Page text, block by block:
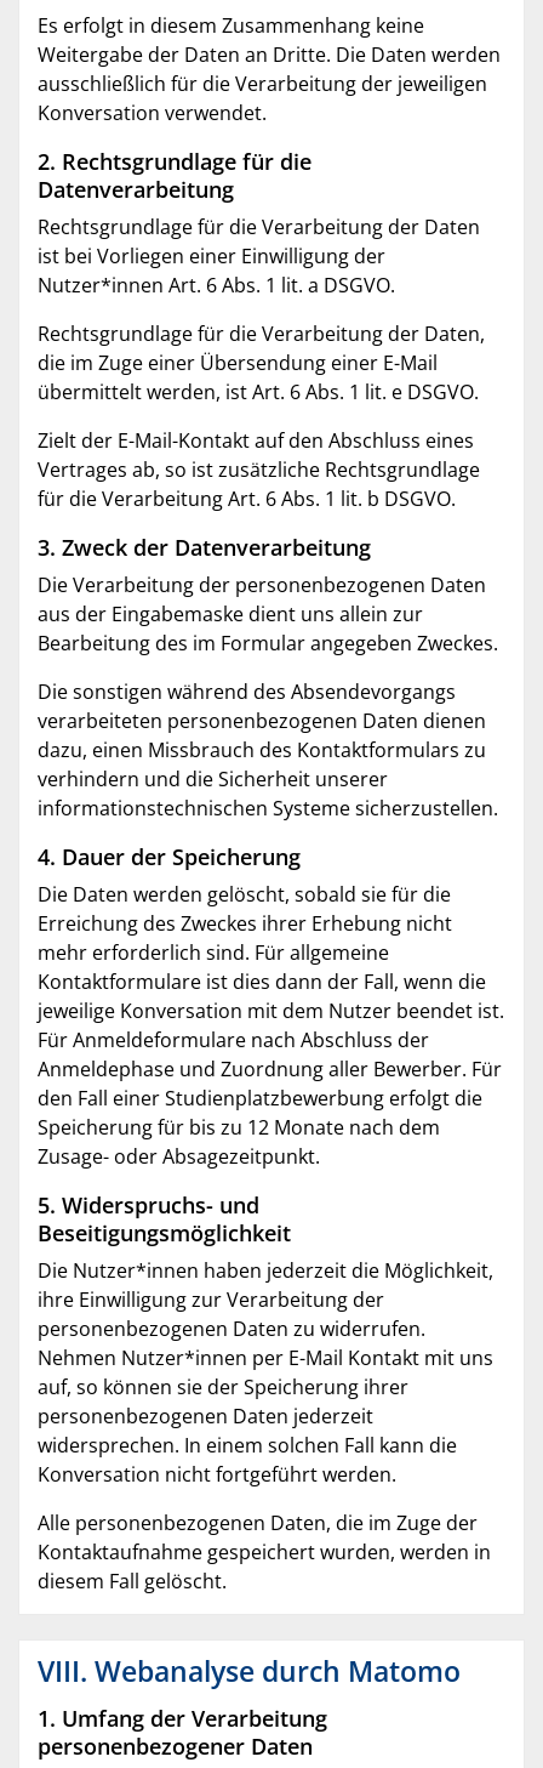
Es erfolgt in diesem Zusammenhang keine
Weitergabe der Daten an Dritte. Die Daten werden
ausschließlich für die Verarbeitung der jeweiligen
Konversation verwendet.
2. Rechtsgrundlage für die
Datenverarbeitung
Rechtsgrundlage für die Verarbeitung der Daten
ist bei Vorliegen einer Einwilligung der
Nutzer*innen Art. 6 Abs. 1 lit. a DSGVO.
Rechtsgrundlage für die Verarbeitung der Daten,
die im Zuge einer Übersendung einer E-Mail
übermittelt werden, ist Art. 6 Abs. 1 lit. e DSGVO.
Zielt der E-Mail-Kontakt auf den Abschluss eines
Vertrages ab, so ist zusätzliche Rechtsgrundlage
für die Verarbeitung Art. 6 Abs. 1 lit. b DSGVO.
3. Zweck der Datenverarbeitung
Die Verarbeitung der personenbezogenen Daten
aus der Eingabemaske dient uns allein zur
Bearbeitung des im Formular angegeben Zweckes.
Die sonstigen während des Absendevorgangs
verarbeiteten personenbezogenen Daten dienen
dazu, einen Missbrauch des Kontaktformulars zu
verhindern und die Sicherheit unserer
informationstechnischen Systeme sicherzustellen.
4. Dauer der Speicherung
Die Daten werden gelöscht, sobald sie für die
Erreichung des Zweckes ihrer Erhebung nicht
mehr erforderlich sind. Für allgemeine
Kontaktformulare ist dies dann der Fall, wenn die
jeweilige Konversation mit dem Nutzer beendet ist.
Für Anmeldeformulare nach Abschluss der
Anmeldephase und Zuordnung aller Bewerber. Für
den Fall einer Studienplatzbewerbung erfolgt die
Speicherung für bis zu 12 Monate nach dem
Zusage- oder Absagezeitpunkt.
5. Widerspruchs- und
Beseitigungsmöglichkeit
Die Nutzer*innen haben jederzeit die Möglichkeit,
ihre Einwilligung zur Verarbeitung der
personenbezogenen Daten zu widerrufen.
Nehmen Nutzer*innen per E-Mail Kontakt mit uns
auf, so können sie der Speicherung ihrer
personenbezogenen Daten jederzeit
widersprechen. In einem solchen Fall kann die
Konversation nicht fortgeführt werden.
Alle personenbezogenen Daten, die im Zuge der
Kontaktaufnahme gespeichert wurden, werden in
diesem Fall gelöscht.
VIII. Webanalyse durch Matomo
1. Umfang der Verarbeitung
personenbezogener Daten